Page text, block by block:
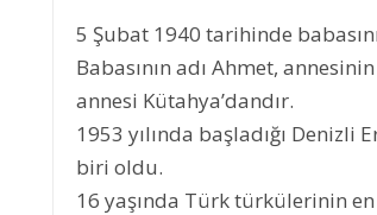
5 Şubat 1940 tarihinde
Babasının adı Ahmet,
annesi Kütahya’dandır.
1953 yılında başladığı Denizli
biri oldu.
16 yaşında Türk türkülerinin